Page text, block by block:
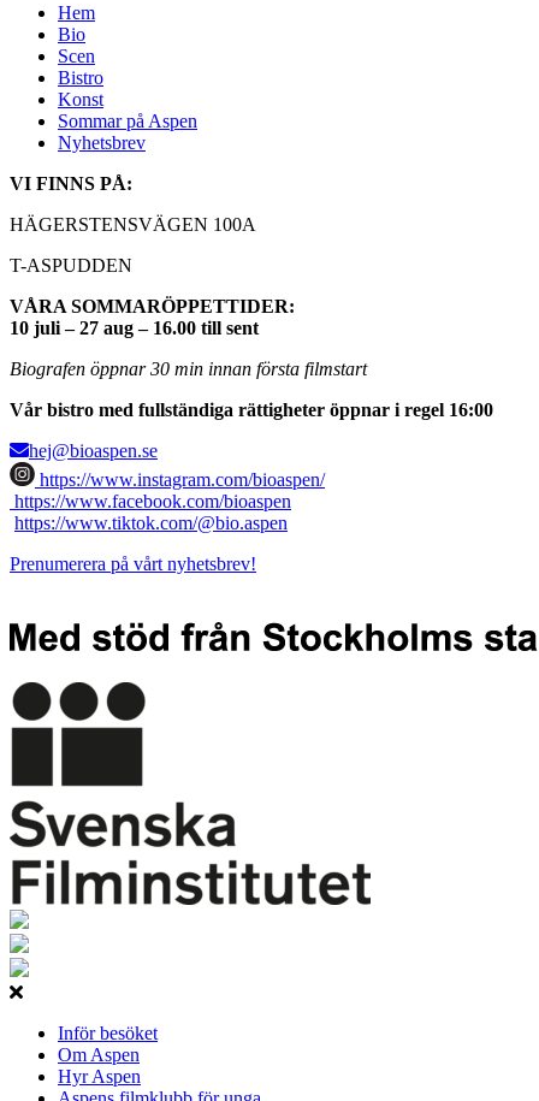
Hem
Bio
Scen
Bistro
Konst
Sommar på Aspen
Nyhetsbrev
VI FINNS PÅ:
HÄGERSTENSVÄGEN 100A
T-ASPUDDEN
VÅRA SOMMARÖPPETTIDER:
10 juli – 27 aug – 16.00 till sent
Biografen öppnar 30 min innan första filmstart
Vår bistro med fullständiga rättigheter öppnar i regel 16:00
hej@bioaspen.se
https://www.instagram.com/bioaspen/
https://www.facebook.com/bioaspen
https://www.tiktok.com/@bio.aspen
Prenumerera på vårt nyhetsbrev!
Inför besöket
Om Aspen
Hyr Aspen